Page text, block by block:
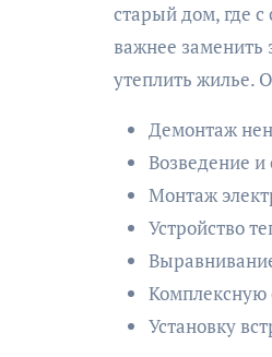
старый дом, где с
важнее заменить
утеплить жилье.
Демонтаж
Возведение и
Монтаж
Устройство
Комплексную
Установку